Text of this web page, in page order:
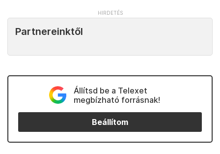
Partnereinktől
Állítsd be a Telexet
megbízható forrásnak!
Beállítom